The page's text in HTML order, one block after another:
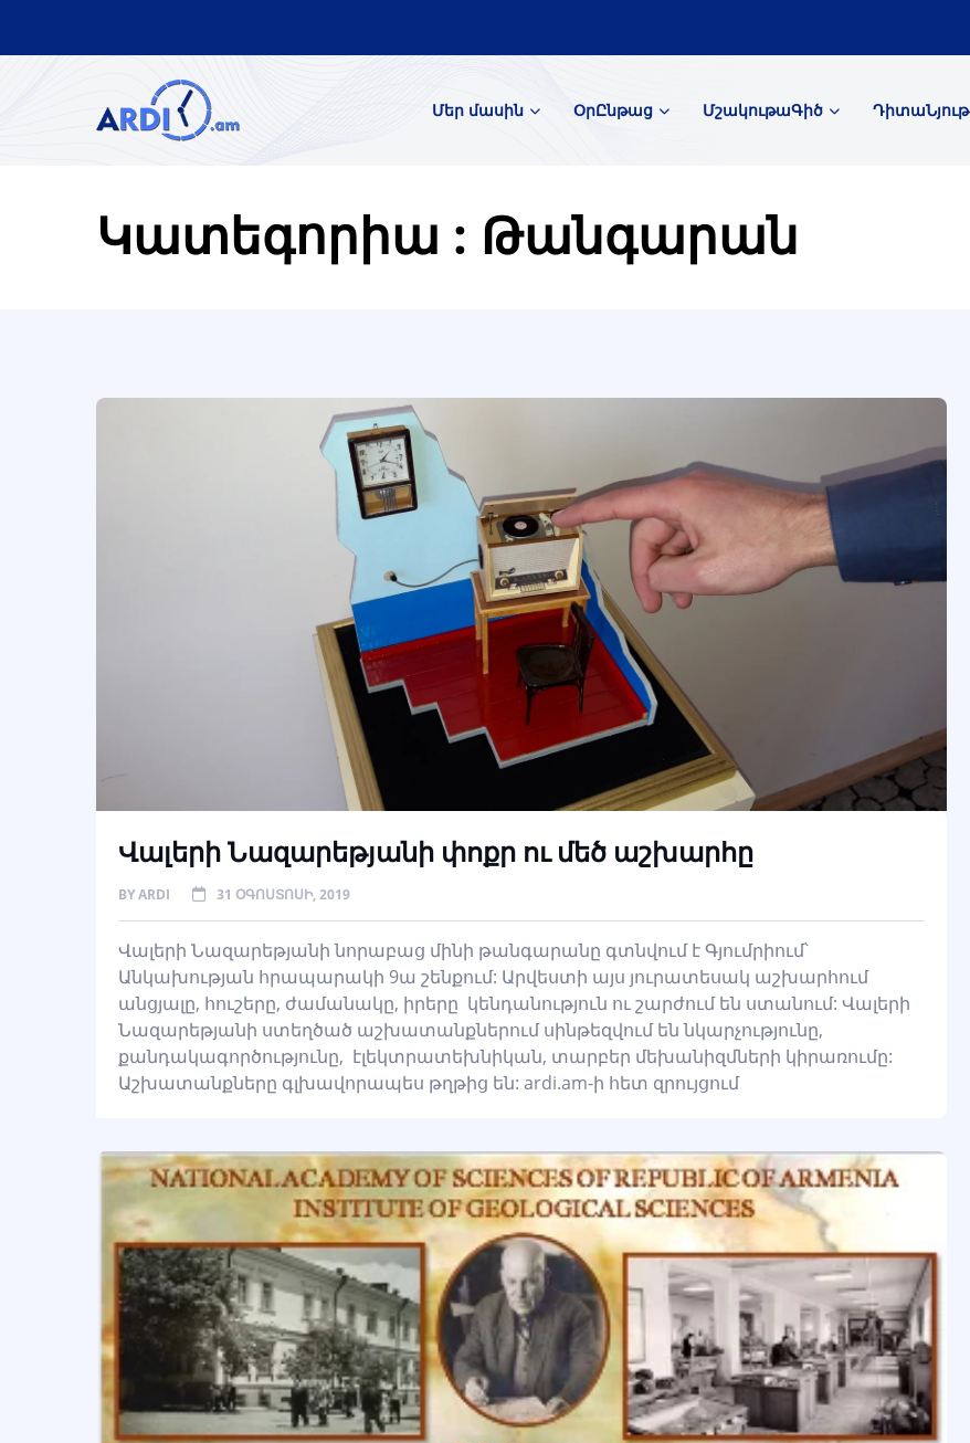
Մեր մասին ՕրԸնթաց ՄշակութաԳիծ ԴիտաՆյութ
Կատեգորիա : Թանգարան
Վալերի Նազարեթյանի փոքր ու մեծ աշխարհը
BYARDI 31 ՕԳՈՍՏՈՍԻ, 2019
Վալերի Նազարեթյանի նորաբաց մինի թանգարանը գտնվում է Գյումրիում՝
Անկախության հրապարակի 9ա շենքում: Արվեստի այս յուրատեսակ աշխարհում
անցյալը, հուշերը, ժամանակը, իրերը կենդանություն ու շարժում են ստանում: Վալերի
Նազարեթյանի ստեղծած աշխատանքներում սինթեզվում են նկարչությունը,
քանդակագործությունը, էլեկտրատեխնիկան, տարբեր մեխանիզմների կիրառումը:
Աշխատանքները գլխավորապես թղթից են: ardi.am-ի հետ զրույցում